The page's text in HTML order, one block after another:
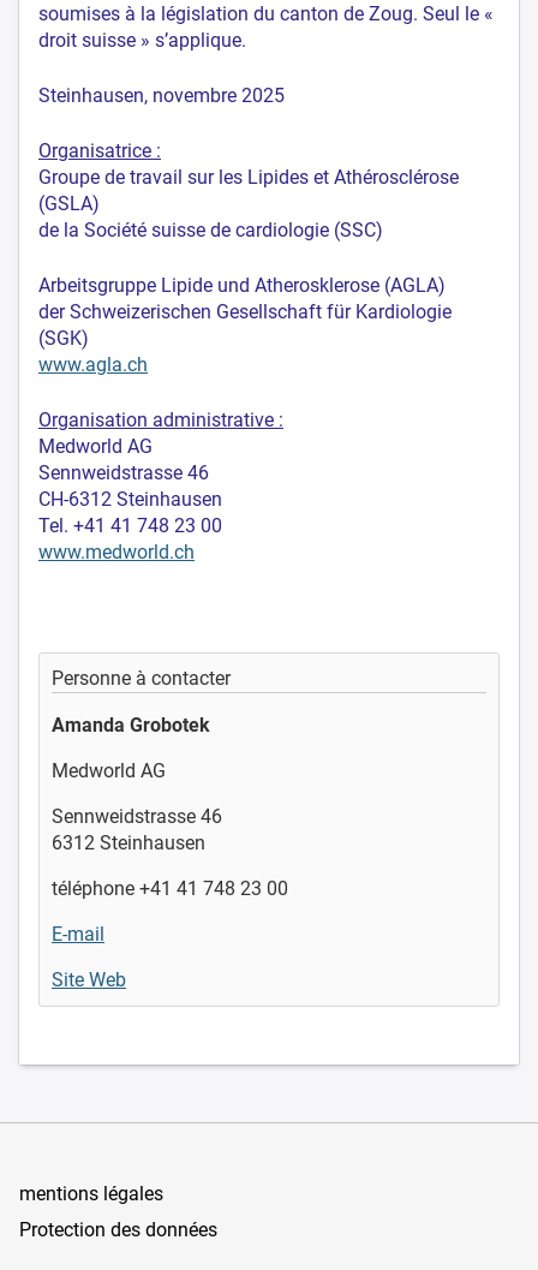
soumises à la législation du canton de Zoug. Seul le «
droit suisse » s’applique.
Steinhausen, novembre 2025
Organisatrice :
Groupe de travail sur les Lipides et Athérosclérose
(GSLA)
de la Société suisse de cardiologie (SSC)
Arbeitsgruppe Lipide und Atherosklerose (AGLA)
der Schweizerischen Gesellschaft für Kardiologie
(SGK)
www.agla.ch
Organisation administrative :
Medworld AG
Sennweidstrasse 46
CH-6312 Steinhausen
Tel. +41 41 748 23 00
www.medworld.ch
Personne à contacter
Amanda Grobotek
Medworld AG
Sennweidstrasse 46
6312 Steinhausen
téléphone +41 41 748 23 00
E-mail
Site Web
mentions légales
Protection des données